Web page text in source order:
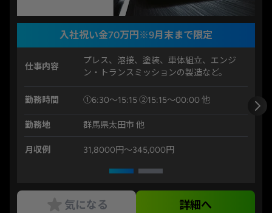
入社祝い金70万円※9月末まで限定
仕事内容
プレス、溶接、塗装、車体組立、エンジ
ン・トランスミッションの製造など。
勤務時間 ①6:30～15:15 ②15:15～00:00 他
勤務地 群馬県太田市 他
月収例 31,8000円〜345,000円
気になる 詳細へ